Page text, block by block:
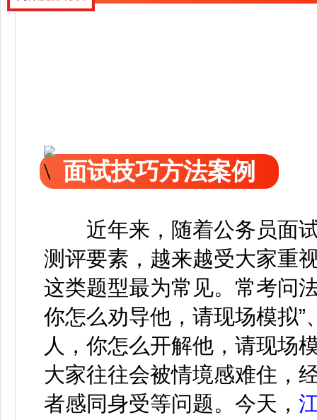
面试技巧方法案例
近年来，随着公务员面
测评要素，越来越受大家重
这类题型最为常见。常考问
你怎么劝导他，请现场模拟”
人，你怎么开解他，请现场
大家往往会被情境感难住，
者感同身受等问题。今天，